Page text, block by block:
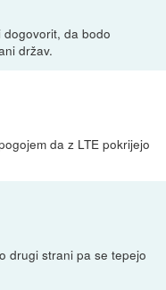
dogovorit, da bodo
držav.
da z LTE pokrijejo
drugi strani pa se tepejo